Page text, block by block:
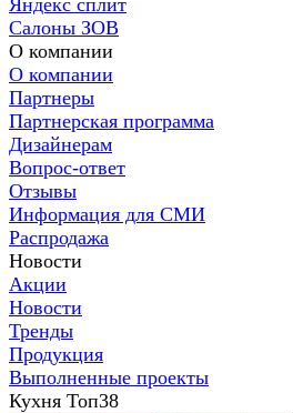
Яндекс сплит
Салоны ЗОВ
О компании
О компании
Партнеры
Партнерская программа
Дизайнерам
Вопрос-ответ
Отзывы
Информация для СМИ
Распродажа
Новости
Акции
Новости
Тренды
Продукция
Выполненные проекты
Кухня Топ38